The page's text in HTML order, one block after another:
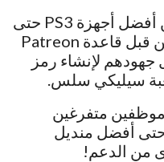
وقد خلقت RPCS3 واحدة من أفضل أجهزة PS3 حتى
الآن. ويتم دعمهم باستمرار من قبل قاعدة Patreon
جهودهم لإنشاء رمز
سيليكي سلس.
ويعني هذا الدعم أن لديهم 2 موظفين متفرغين
أفضل منديل
من الدعم!